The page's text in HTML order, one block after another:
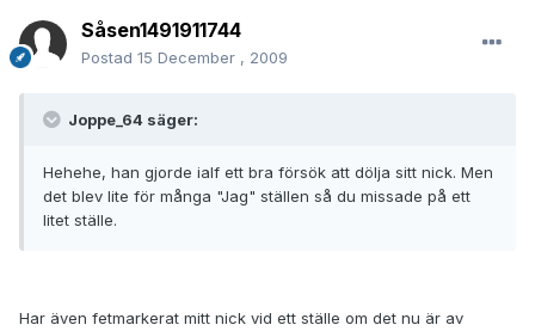
Såsen1491911744
Postad 15 December , 2009
Joppe_64 säger:
Hehehe, han gjorde ialf ett bra försök att dölja sitt nick. Men
det blev lite för många "Jag" ställen så du missade på ett
litet ställe.
Har även fetmarkerat mitt nick vid ett ställe om det nu är av